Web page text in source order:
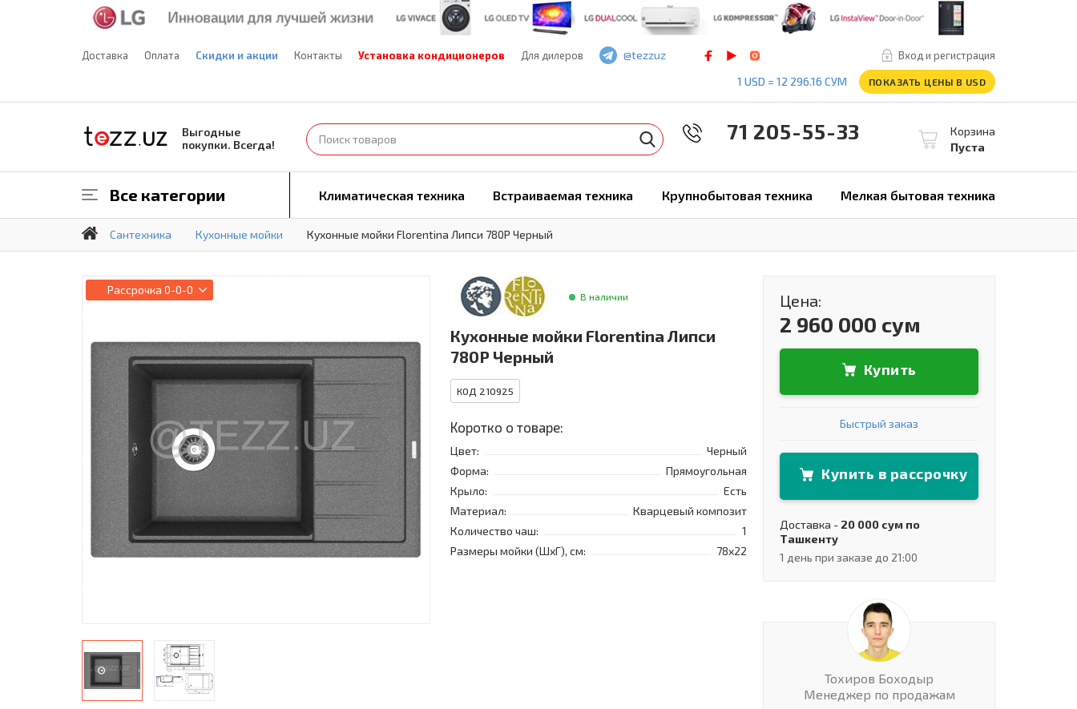
Доставка Оплата Скидки и акции Контакты Установка кондиционеров Для дилеров Вход и регистрация
@tezzuz
1 USD = 12 296.16 СУМ
ПОКАЗАТЬ ЦЕНЫ В USD
Выгодные
покупки. Всегда!
Корзина
Пуста
71 205-55-33
Все категории Климатическая техника Встраиваемая техника Крупнобытовая техника Мелкая бытовая техника
Сантехника Кухонные мойки Кухонные мойки Florentina Липси 780Р Черный
Рассрочка 0-0-0
В наличии
Кухонные мойки Florentina Липси
780Р Черный
КОД 210925
Коротко о товаре:
Цвет:
Черный
Форма:
Прямоугольная
Крыло:
Есть
Материал:
Кварцевый композит
Количество чаш:
1
Размеры мойки (ШхГ), см:
78х22
Цена:
2 960 000 сум
Купить
Быстрый заказ
Купить в рассрочку
Доставка - 20 000 сум по
Ташкенту
1 день при заказе до 21:00
Тохиров Боходыр
Менеджер по продажам